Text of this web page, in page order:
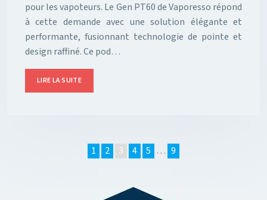
pour les vapoteurs. Le Gen PT60 de Vaporesso répond
à cette demande avec une solution élégante et
performante, fusionnant technologie de pointe et
design raffiné. Ce pod…
LIRE LA SUITE
1 2 3 4 5 … 9